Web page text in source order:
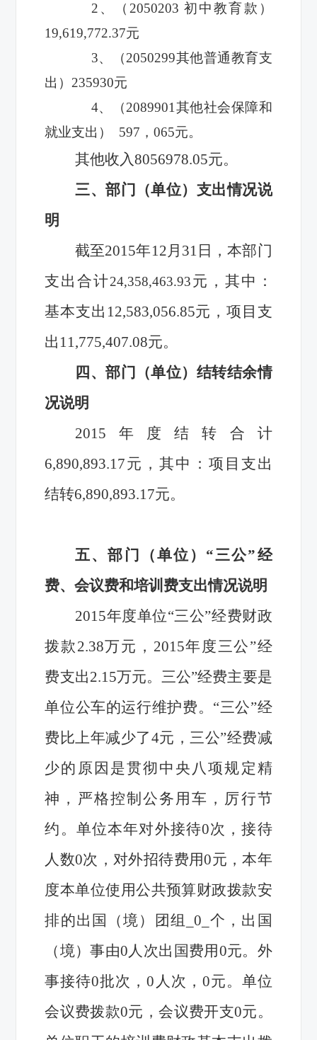
2 、（ 2050203初中教育款）
19,619,772.37元
3、（2050299其他普通教育支
出） 235930元
4、（2089901 其他社会保障和
就业支出）
597 ，065元。
其他收入8056978.05元。
三、部门（单位）支出情况说
明
截至2015年12月31日，本部门
支出合计24,358,463.93元，其中：
基本支出12,583,056.85元，项目支
出11,775,407.08元。
四、部门（单位）结转结余情
况说明
2015 年度结转合计
6,890,893.17元，其中：项目支出
结转6,890,893.17元。
五、部门（单位）“三公”经
费、会议费和培训费支出情况说明
2015年度单位“三公”经费财政
拨款2.38万元，2015年度三公”经
费支出2.15万元。三公”经费主要是
单位公车的运行维护费。“三公”经
费比上年减少了4元，三公”经费减
少的原因是贯彻中央八项规定精
神，严格控制公务用车，厉行节
约。单位本年对外接待0次，接待
人数0次，对外招待费用0元，本年
度本单位使用公共预算财政拨款安
排的出国（境）团组_0_个，出国
（境）事由0人次出国费用0元。外
事接待0批次，0人次，0元。单位
会议费拨款0元，会议费开支0元。